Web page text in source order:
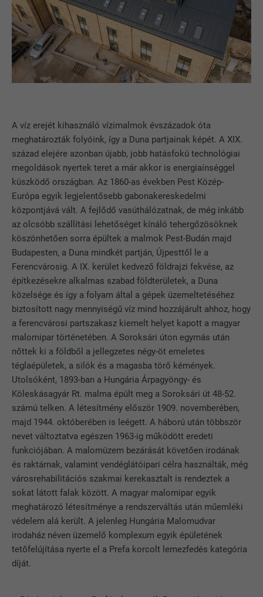
A víz erejét kihasználó vízimalmok évszázadok óta
meghatározták folyóink, így a Duna partjainak képét. A XIX.
század elejére azonban újabb, jobb hatásfokú technológiai
megoldások nyertek teret a már akkor is energiaínséggel
küszködő országban. Az 1860-as években Pest Közép-
Európa egyik legjelentősebb gabonakereskedelmi
központjává vált. A fejlődő vasúthálózatnak, de még inkább
az olcsóbb szállítási lehetőséget kínáló tehergőzösöknek
köszönhetően sorra épültek a malmok Pest-Budán majd
Budapesten, a Duna mindkét partján, Újpesttől le a
Ferencvárosig. A IX. kerület kedvező földrajzi fekvése, az
építkezésekre alkalmas szabad földterületek, a Duna
közelsége és így a folyam által a gépek üzemeltetéséhez
biztosított nagy mennyiségű víz mind hozzájárult ahhoz, hogy
a ferencvárosi partszakasz kiemelt helyet kapott a magyar
malomipar történetében. A Soroksári úton egymás után
nőttek ki a földből a jellegzetes négy-öt emeletes
téglaépületek, a silók és a magasba törő kémények.
Utolsóként, 1893-ban a Hungária Árpagyöngy- és
Köleskásagyár Rt. malma épült meg a Soroksári út 48-52.
számú telken. A létesítmény először 1909. novemberében,
majd 1944. októberében is leégett. A háború után többször
nevet változtatva egészen 1963-ig működött eredeti
funkciójában. A malomüzem bezárását követően irodának
és raktárnak, valamint vendéglátóipari célra használták, még
városrehabilitációs szakmai kerekasztalt is rendeztek a
sokat látott falak között. A magyar malomipar egyik
meghatározó létesítménye a rendszerváltás után műemléki
védelem alá került. A jelenleg Hungária Malomudvar
irodaház néven üzemelő komplexum egyik épületének
tetőfelújítása nyerte el a Prefa korcolt lemezfedés kategória
díját.